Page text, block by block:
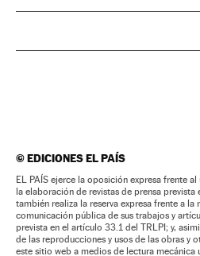
©EDICIONES EL PAÍS
EL PAÍS ejerce la oposición expresa frente
la elaboración de revistas de prensa
también realiza la reserva expresa frente a
comunicación pública de sus trabajos y
prevista en el artículo 33.1 del TRLPI; y,
de las reproducciones y usos de las obras y
este sitio web a medios de lectura mecánica